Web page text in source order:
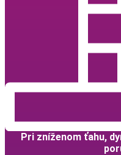
Pri zníženom ťahu,